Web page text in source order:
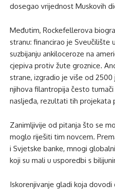
dosegao vrijednost Muskovih
Međutim, Rockefellerova
stranu: financirao je Sveučilište
suzbijanju ankiloceroze na
cjepiva protiv žute groznice.
strane, izgradio je više od 2500
njihova filantropija često
nasljeđa, rezultati tih projekata
Zanimljivije od pitanja što se
moglo riješiti tim novcem.
i Svjetske banke, mnogi
koji su mali u usporedbi s
Iskorenjivanje gladi koja